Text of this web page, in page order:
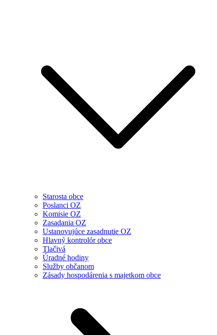
Starosta obce
Poslanci OZ
Komisie OZ
Zasadania OZ
Ustanovujúce zasadnutie OZ
Hlavný kontrolór obce
Tlačivá
Úradné hodiny
Služby občanom
Zásady hospodárenia s majetkom obce